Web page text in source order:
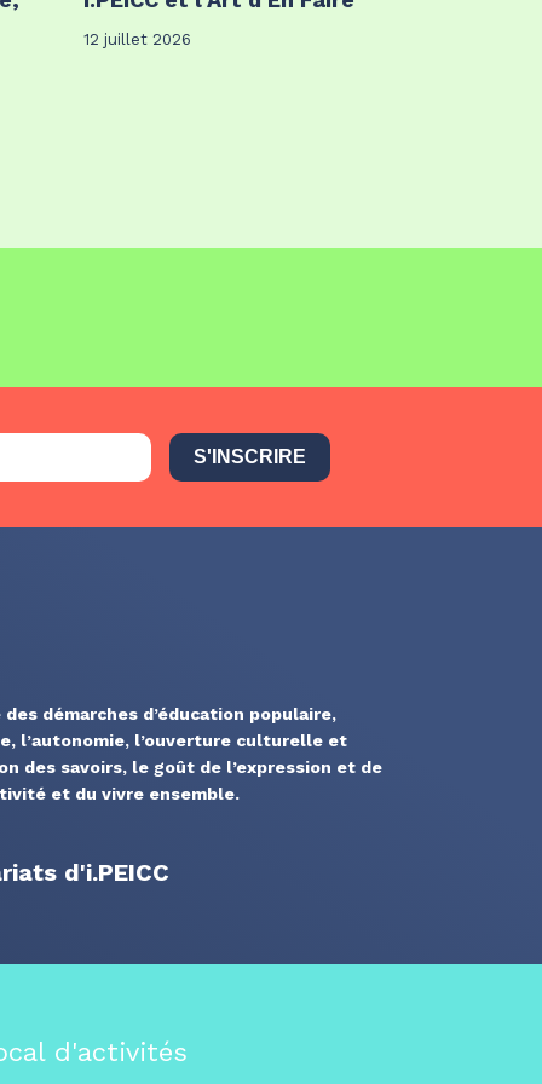
12 juillet 2026
S'INSCRIRE
démarches d’éducation populaire,
l’autonomie, l’ouverture culturelle et
des savoirs, le goût de l’expression et de
et du vivre ensemble.
d'i.PEICC
d'activités